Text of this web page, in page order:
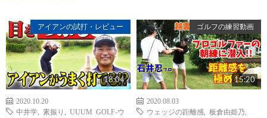
アイアンの試打・レビュー
18:04
2020.10.20
中井学
素振り
UUUM GOLF-ウ
ゴルフの練習動画
15:20
2020.08.03
ウェッジの距離感
板倉由姫乃